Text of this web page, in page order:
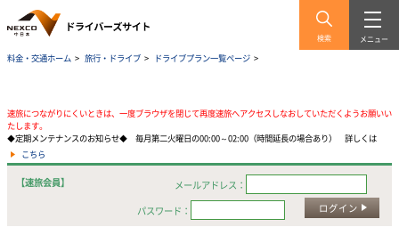
検索 メニュー
料金・交通ホーム > 旅行・ドライブ > ドライブプラン一覧ページ >
速旅につながりにくいときは、一度ブラウザを閉じて再度速旅へアクセスしなおしていただくようお願いい
たします。
◆定期メンテナンスのお知らせ◆ 毎月第二火曜日の00:00～02:00（時間延長の場合あり） 詳しくは
こちら
【速旅会員】
メールアドレス：
パスワード：
ログイン